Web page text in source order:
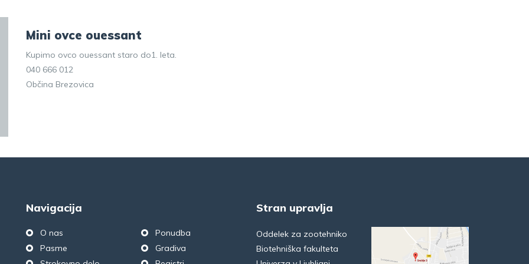
Mini ovce ouessant
Kupimo ovco ouessant staro do1. leta.
040 666 012
Občina Brezovica
Navigacija
O nas
Pasme
Ponudba
Gradiva
Stran upravlja
Oddelek za zootehniko
Biotehniška fakulteta